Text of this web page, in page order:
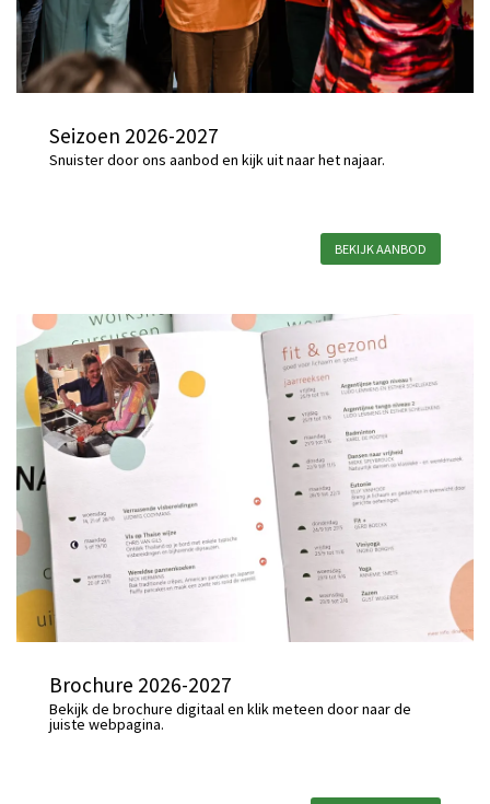
Seizoen 2026-2027
Snuister door ons aanbod en kijk uit naar het najaar.
BEKIJK AANBOD
Brochure 2026-2027
Bekijk de brochure digitaal en klik meteen door naar de
juiste webpagina.